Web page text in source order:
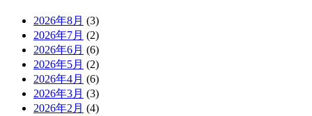
2026年8月 (3)
2026年7月 (2)
2026年6月 (6)
2026年5月 (2)
2026年4月 (6)
2026年3月 (3)
2026年2月 (4)